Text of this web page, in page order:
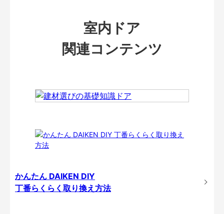
室内ドア
関連コンテンツ
かんたん DAIKEN DIY
丁番らくらく取り換え方法